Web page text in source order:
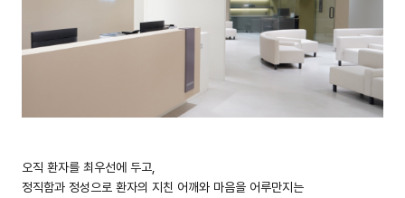
오직 환자를 최우선에 두고,
정직함과 정성으로 환자의 지친 어깨와 마음을 어루만지는